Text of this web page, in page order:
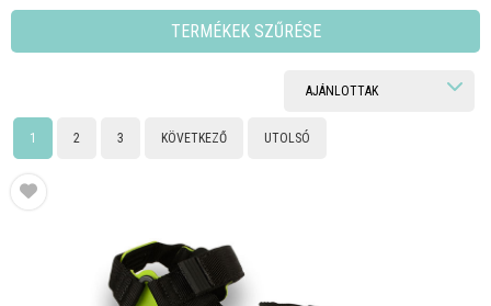
TERMÉKEK SZŰRÉSE
1 2 3 KÖVETKEZŐ UTOLSÓ